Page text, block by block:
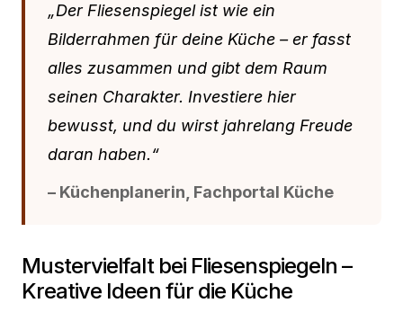
„Der Fliesenspiegel ist wie ein
Bilderrahmen für deine Küche – er fasst
alles zusammen und gibt dem Raum
seinen Charakter. Investiere hier
bewusst, und du wirst jahrelang Freude
daran haben.“
– Küchenplanerin, Fachportal Küche
Mustervielfalt bei Fliesenspiegeln –
Kreative Ideen für die Küche